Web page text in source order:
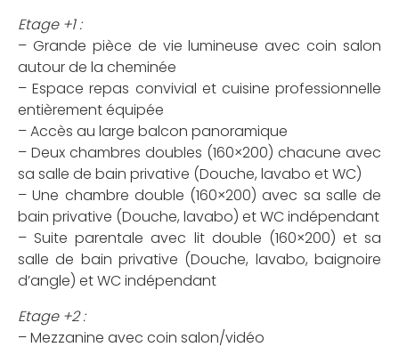
Etage +1 :
– Grande pièce de vie lumineuse avec coin salon
autour de la cheminée
– Espace repas convivial et cuisine professionnelle
entièrement équipée
– Accès au large balcon panoramique
– Deux chambres doubles (160×200) chacune avec
sa salle de bain privative (Douche, lavabo et WC)
– Une chambre double (160×200) avec sa salle de
bain privative (Douche, lavabo) et WC indépendant
– Suite parentale avec lit double (160×200) et sa
salle de bain privative (Douche, lavabo, baignoire
d’angle) et WC indépendant
Etage +2 :
– Mezzanine avec coin salon/vidéo